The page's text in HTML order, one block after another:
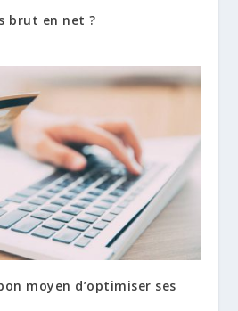
brut en net ?
moyen d’optimiser ses